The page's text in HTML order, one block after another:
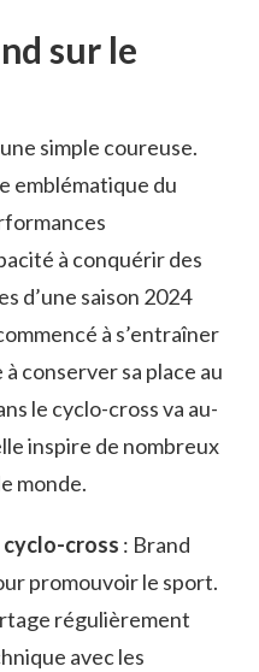
sur le
simple coureuse.
emblématique du
à conquérir des
d’une saison 2024
à s’entraîner
conserver sa place au
le cyclo-cross va au-
inspire de nombreux
monde.
cyclo-cross : Brand
promouvoir le sport.
régulièrement
avec les